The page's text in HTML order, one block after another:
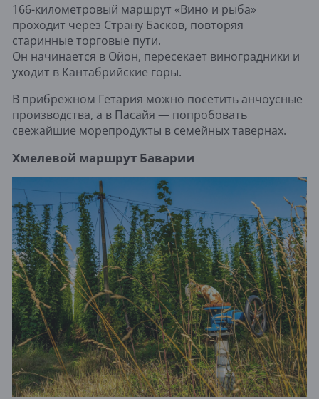
166-километровый маршрут «Вино и рыба»
проходит через Страну Басков, повторяя
старинные торговые пути.
Он начинается в Ойон, пересекает виноградники и
уходит в Кантабрийские горы.
В прибрежном Гетария можно посетить анчоусные
производства, а в Пасайя — попробовать
свежайшие морепродукты в семейных тавернах.
Хмелевой маршрут Баварии